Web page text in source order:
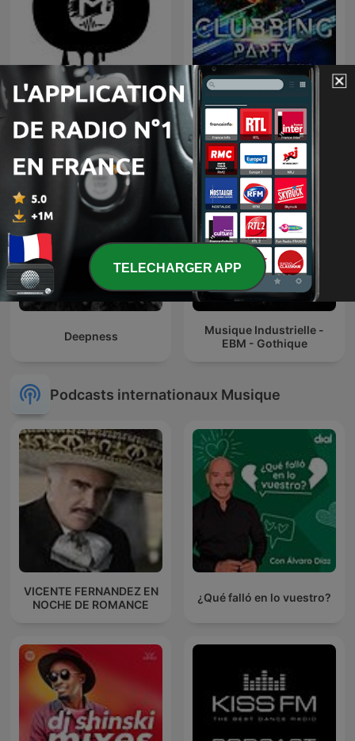
TOMORROWLAND
EDITIONS
CLUBBING PARTY !
Deepness
Musique Industrielle -
EBM - Gothique
Podcasts internationaux Musique
VICENTE FERNANDEZ EN
NOCHE DE ROMANCE
¿Qué falló en lo vuestro?
TELECHARGER APP